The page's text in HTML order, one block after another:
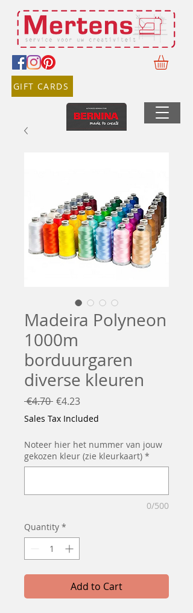
GIFT CARDS
Madeira Polyneon
1000m
borduurgaren
diverse kleuren
€4.70 Regular
Price
€4.23Sale
Price
Sales Tax Included
Noteer hier het nummer van jouw
gekozen kleur (zie kleurkaart) *
0/500
Quantity *
Add to Cart